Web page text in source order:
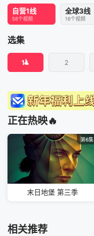
自营1线
58个视频
全球3线
16个视频
选集
1 2
正在热映🔥
第6集
末日地堡 第三季
相关推荐